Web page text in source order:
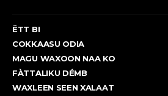
ËTT BI
COKKAASU ODIA
MAGU WAXOON NAA KO
FÀTTALIKU DÉMB
WAXLEEN SEEN XALAAT